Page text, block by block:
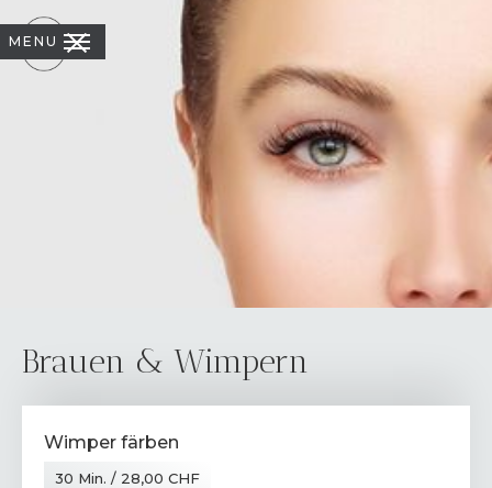
MENU
Brauen & Wimpern
Wimper färben
30 Min. / 28,00 CHF